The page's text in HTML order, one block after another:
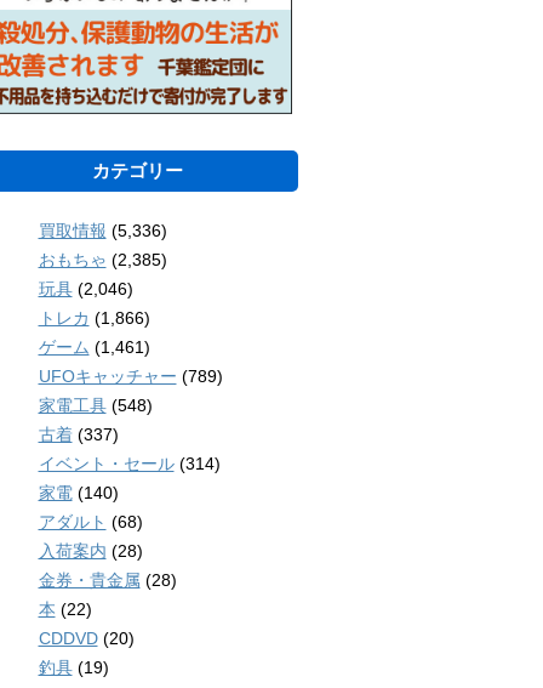
カテゴリー
買取情報 (5,336)
おもちゃ (2,385)
玩具(2,046)
トレカ (1,866)
ゲーム (1,461)
UFOキャッチャー (789)
家電工具(548)
古着(337)
イベント・セール(314)
家電(140)
アダルト (68)
入荷案内 (28)
金券・貴金属 (28)
本 (22)
CDDVD(20)
釣具(19)